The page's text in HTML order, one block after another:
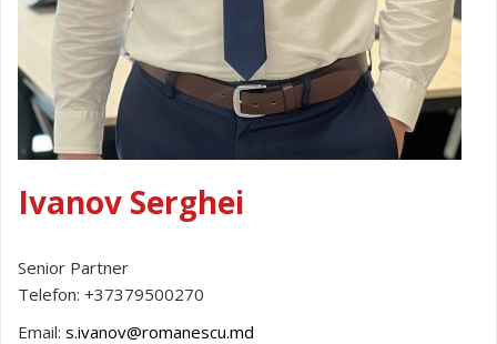
Ivanov Serghei
Senior Partner
Telefon: +37379500270
Email: s.ivanov@romanescu.md